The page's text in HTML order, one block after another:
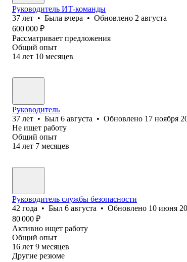
Руководитель ИТ-команды
37 лет • Была вчера • Обновлено 2 августа
600 000 ₽
Рассматривает предложения
Общий опыт
14 лет 10 месяцев
Руководитель
37 лет • Был 6 августа • Обновлено 17 ноября
Не ищет работу
Общий опыт
14 лет 7 месяцев
Руководитель службы безопасности
42 года • Был 6 августа • Обновлено 10 июня
80 000 ₽
Активно ищет работу
Общий опыт
16 лет 9 месяцев
Другие резюме